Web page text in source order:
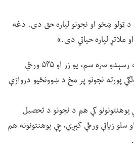
ښځو او نجونو لپاره حق دی. دغه
لپاره حیاتي دی.»
د ۱۴۰۴ ښوونیز کال له پای ته رسېدو سره سم، یو زر او ۵۴۵ ورځې
پورته نجونو پر مخ د ښوونځیو دروازې
کې هم د نجونو د تحصیل
زیاتې ورځې کېږي، چې پوهنتونونه هم